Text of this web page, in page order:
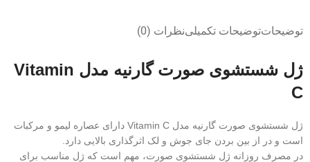
توضیحاتتوضیحات تکمیلینظرات (0)
ژل شستشوی صورت گارنیه مدل Vitamin
C
ژل شستشوی صورت گارنیه مدل Vitamin C دارای عصاره لیمو و مرکبات
است و در از بین بردن جای جوش و لک اثرگذاری بالایی دارد.
در مصرف روزانه ژل شستشوی صورت، مهم است که ژل مناسب برای